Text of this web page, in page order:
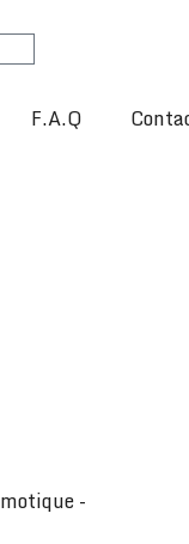
Panier
F.A.Q
-